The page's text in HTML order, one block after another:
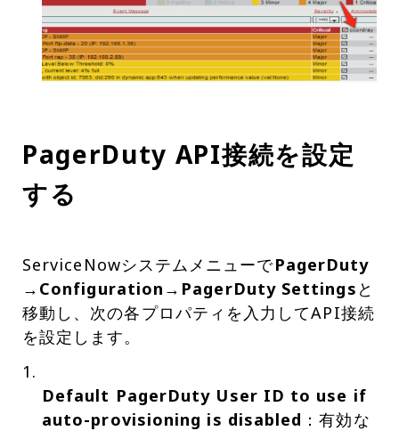
PagerDuty API接続を設定
する
ServiceNowシステムメニューでPagerDuty
→Configuration→PagerDuty Settings と
移動し、次の各プロパティを入力してAPI接続
を設定します。
Default PagerDuty User ID to use if
auto-provisioning is disabled ：有効な